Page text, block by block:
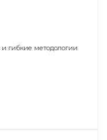
гибкие методологии